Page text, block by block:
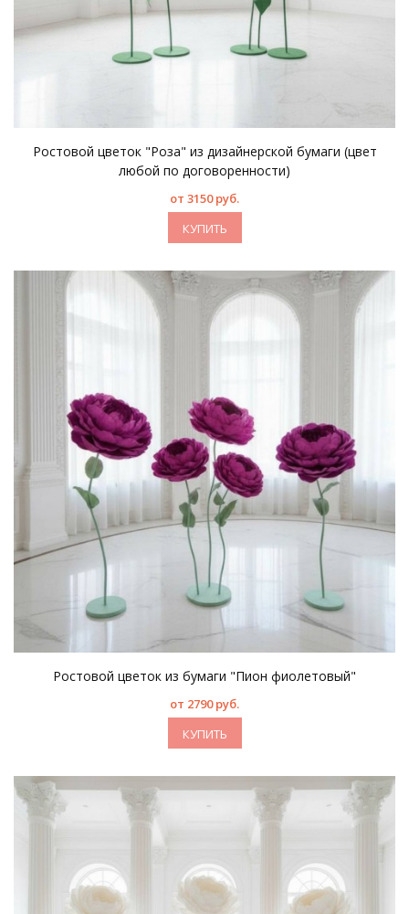
Ростовой цветок "Роза" из дизайнерской бумаги (цвет
любой по договоренности)
от 3150 руб.
КУПИТЬ
Ростовой цветок из бумаги "Пион фиолетовый"
от 2790 руб.
КУПИТЬ